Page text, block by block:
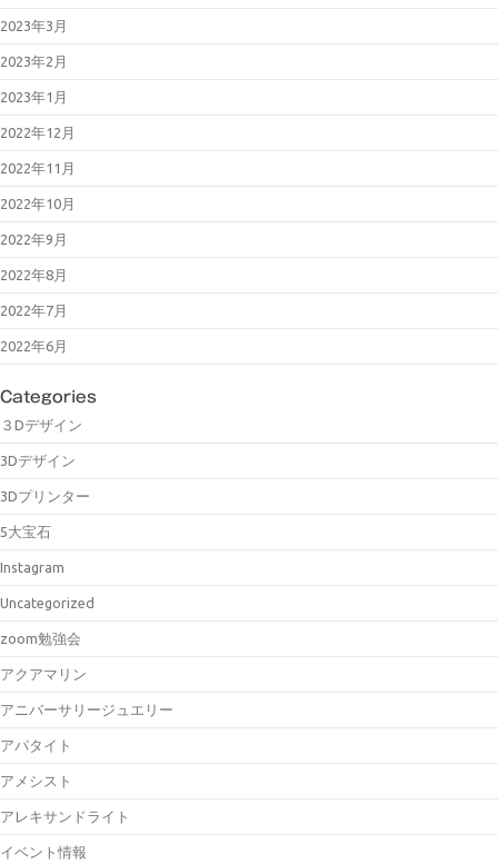
2023年3月
2023年2月
2023年1月
2022年12月
2022年11月
2022年10月
2022年9月
2022年8月
2022年7月
2022年6月
Categories
３Dデザイン
3Dデザイン
3Dプリンター
5大宝石
Instagram
Uncategorized
zoom勉強会
アクアマリン
アニバーサリージュエリー
アパタイト
アメシスト
アレキサンドライト
イベント情報